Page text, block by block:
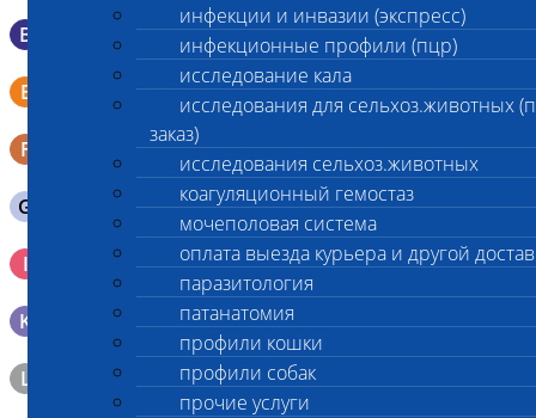
инфекции и инвазии (экспресс)
инфекционные профили (пцр)
исследование кала
исследования для сельхоз.животных
заказ)
исследования сельхоз.животных
коагуляционный гемостаз
мочеполовая система
оплата выезда курьера и другой
паразитология
патанатомия
профили кошки
профили собак
прочие услуги
B Мазок в пробирку со средой Эймса (Стюарта)
E
Смывы со слизистых в пробирку Эппендорфа (с
физраствором 0.5 мл)
F Кал в контейнере с ложечкой
G Содержимое желудка 10-30 мл
I
Кровь 2-3 мл. на фильтр-бумаге, высушенная для
генетических исследований
K Образец тканей в контейнере с 10% раствором формалина
L Материал берется только в лаборатории!